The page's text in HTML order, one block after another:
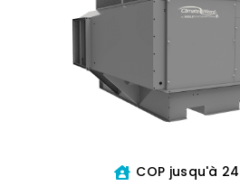
COP jusqu'à 24